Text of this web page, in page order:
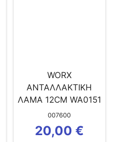
WORX
ΑΝΤΑΛΛΑΚΤΙΚΗ
ΛΑΜΑ 12CM WA0151
ΓΙΑ ΑΛΥΣΟΠΡΙΟΝΟ
WORX WG324E
007600
20,00 €